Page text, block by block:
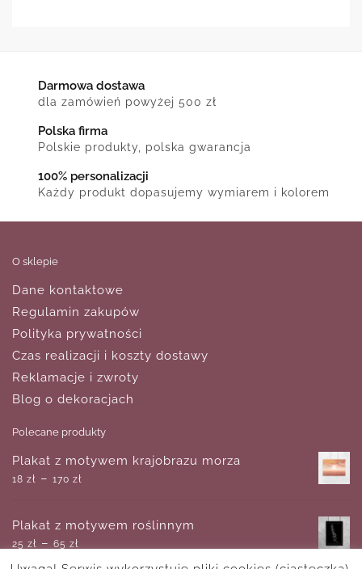
Darmowa dostawa
dla zamówień powyżej 500 zł
Polska firma
Polskie produkty, polska gwarancja
100% personalizacji
Każdy produkt dopasujemy wymiarem i kolorem
O sklepie
Dane kontaktowe
Regulamin zakupów
Polityka prywatności
Czas realizacji i koszty dostawy
Reklamacje i zwroty
Blog o dekoracjach
Polecane produkty
Plakat z motywem krajobrazu morza
18 zł – 170 zł
Plakat z motywem roślinnym
25 zł – 65 zł